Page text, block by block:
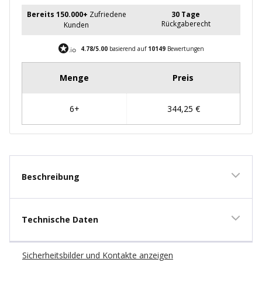
Bereits 150.000+ Zufriedene
Kunden
30 Tage
Rückgaberecht
4.78/5.00basierend auf 10149Bewertungen
Beschreibung
Technische Daten
Sicherheitsbilder und Kontakte anzeigen